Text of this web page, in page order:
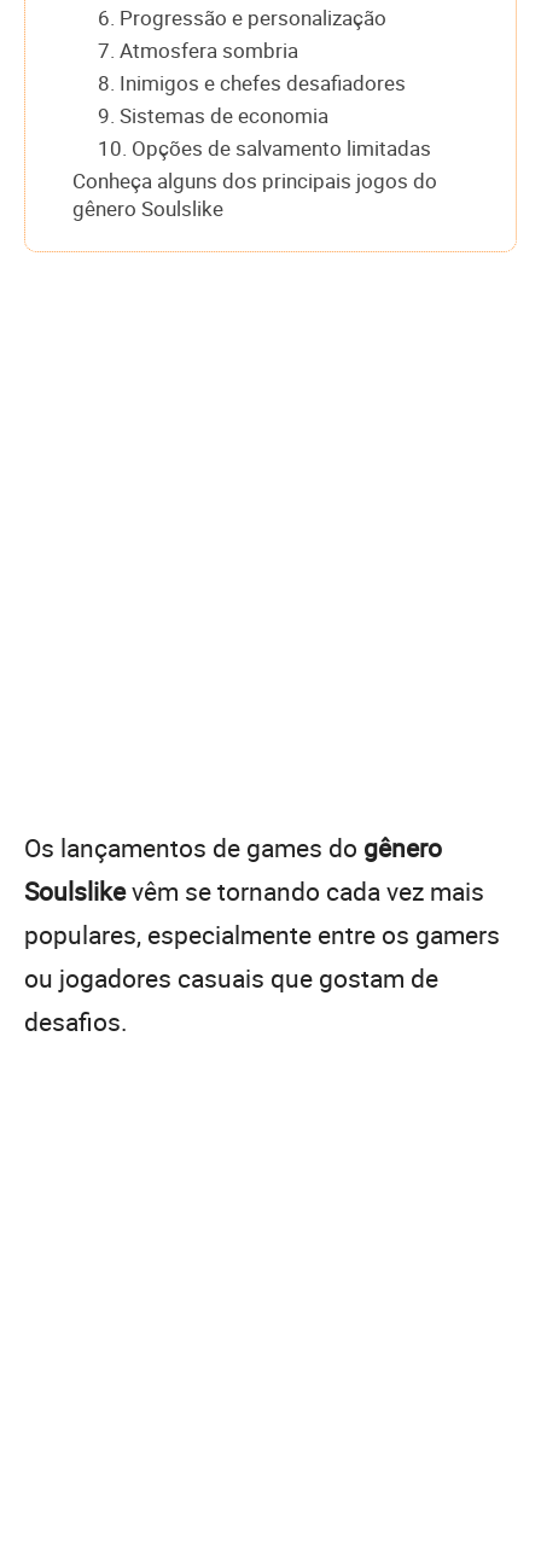
6. Progressão e personalização
7. Atmosfera sombria
8. Inimigos e chefes desafiadores
9. Sistemas de economia
10. Opções de salvamento limitadas
Conheça alguns dos principais jogos do
gênero Soulslike
Os lançamentos de games do gênero
Soulslikevêm se tornando cada vez mais
populares, especialmente entre os gamers
ou jogadores casuais que gostam de
desafios.